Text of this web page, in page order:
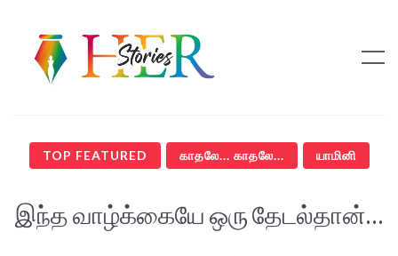
TOP FEATURED காதலே... காதலே... யாமினி
இந்த வாழ்க்கையே ஒரு தேடல்தான்…